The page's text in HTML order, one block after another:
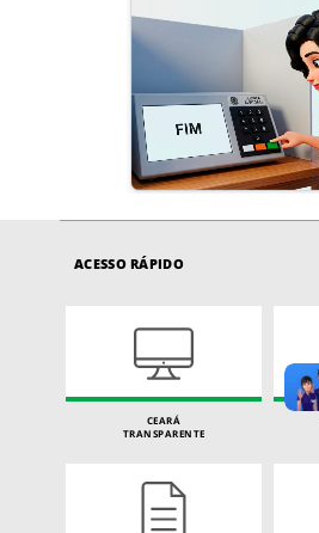
ACESSO RÁPIDO
CEARÁ
TRANSPARENTE